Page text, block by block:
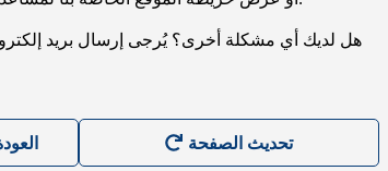
هل لديك أي مشكلة أخرى؟ يُرجى إرسال بريد